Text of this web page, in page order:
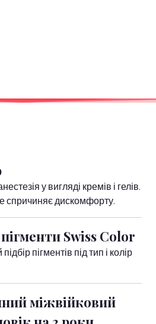
у вигляді кремів і гелів.
спричиняє дискомфорту.
Swiss Color
пігментів під тип і колір
міжвійковий